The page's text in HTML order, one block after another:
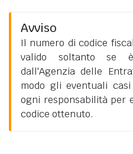
Avviso
Il numero di codice
valido soltanto se
dall'Agenzia delle
modo gli eventuali
ogni responsabilità per
codice ottenuto.